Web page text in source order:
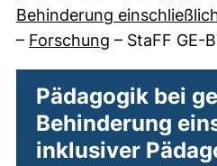
Behinderung
– Forschung – StaFF GE-
Pädagogik bei
Behinderung
inklusiver